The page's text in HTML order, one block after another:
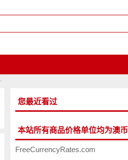
您最近看过
本站所有商品价格单位均为澳币
FreeCurrencyRates.com